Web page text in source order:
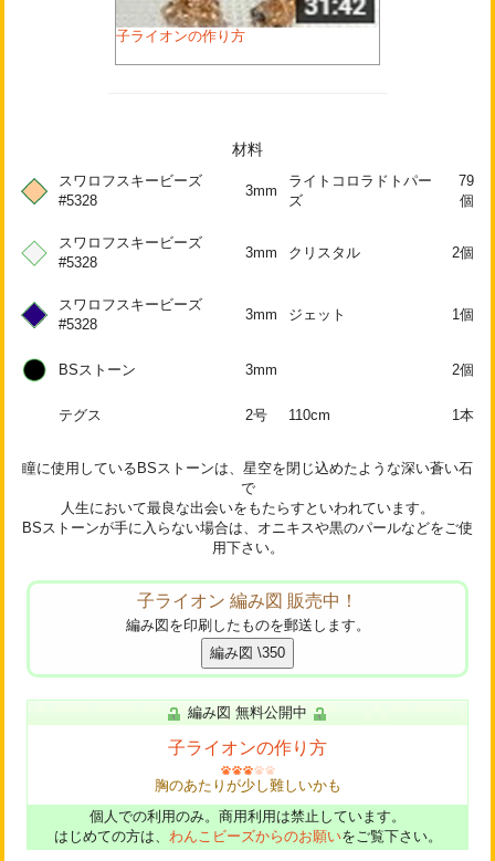
子ライオンの作り方
材料
スワロフスキービーズ
#5328
3mm
ライトコロラドトパー
ズ
79
個
スワロフスキービーズ
#5328
3mm クリスタル 2個
スワロフスキービーズ
#5328
3mm ジェット 1個
BSストーン 3mm 2個
テグス 2号 110cm 1本
瞳に使用しているBSストーンは、星空を閉じ込めたような深い蒼い石
で
人生において最良な出会いをもたらすといわれています。
BSストーンが手に入らない場合は、オニキスや黒のパールなどをご使
用下さい。
子ライオン 編み図 販売中！
編み図を印刷したものを郵送します。
編み図 無料公開中
子ライオンの作り方
胸のあたりが少し難しいかも
個人での利用のみ。商用利用は禁止しています。
はじめての方は、 わんこビーズからのお願いをご覧下さい。